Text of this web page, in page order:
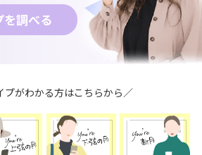
を調べる
プがわかる方はこちらから／